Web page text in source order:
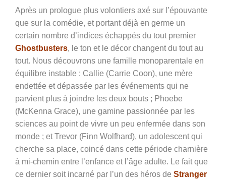
Après un prologue plus volontiers axé sur l’épouvante
que sur la comédie, et portant déjà en germe un
certain nombre d’indices échappés du tout premier
Ghostbusters, le ton et le décor changent du tout au
tout. Nous découvrons une famille monoparentale en
équilibre instable : Callie (Carrie Coon), une mère
endettée et dépassée par les événements qui ne
parvient plus à joindre les deux bouts ; Phoebe
(McKenna Grace), une gamine passionnée par les
sciences au point de vivre un peu enfermée dans son
monde ; et Trevor (Finn Wolfhard), un adolescent qui
cherche sa place, coincé dans cette période charnière
à mi-chemin entre l’enfance et l’âge adulte. Le fait que
ce dernier soit incarné par l’un des héros de Stranger